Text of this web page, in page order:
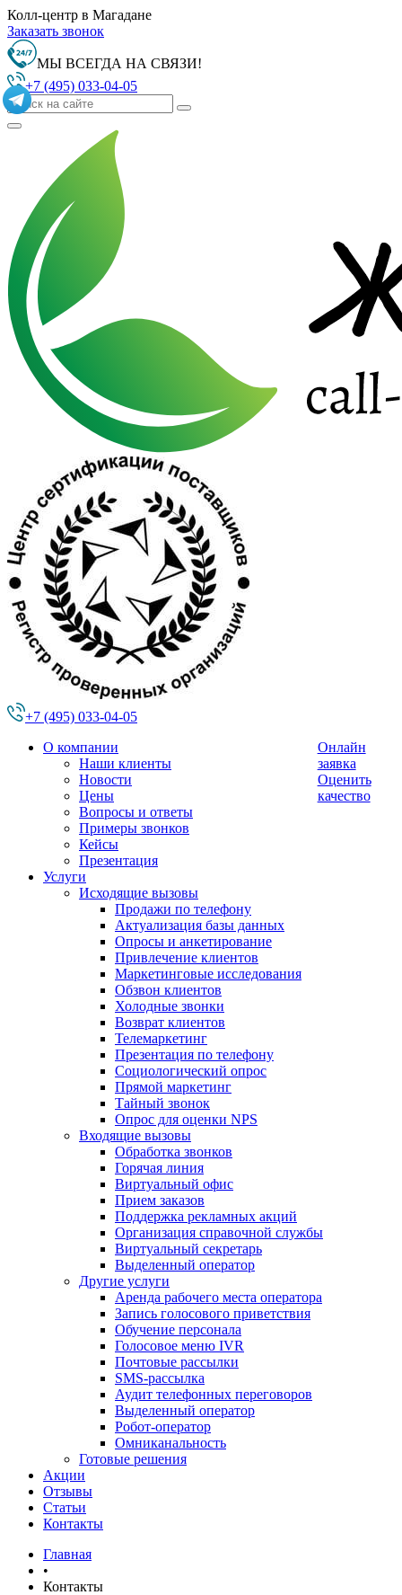
Колл-центр в Магадане
Заказать звонок
МЫ ВСЕГДА НА СВЯЗИ!
+7 (495) 033-04-05
+7 (495) 033-04-05
Онлайн
заявка
Оценить
качество
О компании
Наши клиенты
Новости
Цены
Вопросы и ответы
Примеры звонков
Кейсы
Презентация
Услуги
Исходящие вызовы
Продажи по телефону
Актуализация базы данных
Опросы и анкетирование
Привлечение клиентов
Маркетинговые исследования
Обзвон клиентов
Холодные звонки
Возврат клиентов
Телемаркетинг
Презентация по телефону
Социологический опрос
Прямой маркетинг
Тайный звонок
Опрос для оценки NPS
Входящие вызовы
Обработка звонков
Горячая линия
Виртуальный офис
Прием заказов
Поддержка рекламных акций
Организация справочной службы
Виртуальный секретарь
Выделенный оператор
Другие услуги
Аренда рабочего места оператора
Запись голосового приветствия
Обучение персонала
Голосовое меню IVR
Почтовые рассылки
SMS-рассылка
Аудит телефонных переговоров
Выделенный оператор
Робот-оператор
Омниканальность
Готовые решения
Акции
Отзывы
Статьи
Контакты
Главная
•
Контакты